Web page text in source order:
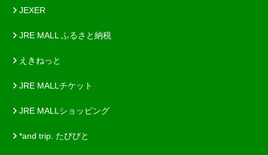
JEXER
JRE MALL ふるさと納税
えきねっと
JRE MALLチケット
JRE MALLショッピング
*and trip. たびびと